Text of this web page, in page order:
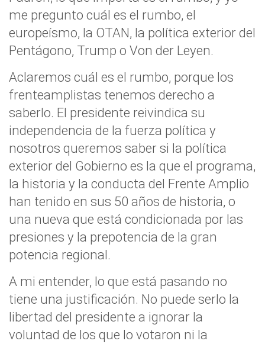
me pregunto cuál es el rumbo, el
europeísmo, la OTAN, la política exterior del
Pentágono, Trump o Von der Leyen.
Aclaremos cuál es el rumbo, porque los
frenteamplistas tenemos derecho a
saberlo. El presidente reivindica su
independencia de la fuerza política y
nosotros queremos saber si la política
exterior del Gobierno es la que el programa,
la historia y la conducta del Frente Amplio
han tenido en sus 50 años de historia, o
una nueva que está condicionada por las
presiones y la prepotencia de la gran
potencia regional.
A mi entender, lo que está pasando no
tiene una justificación. No puede serlo la
libertad del presidente a ignorar la
voluntad de los que lo votaron ni la